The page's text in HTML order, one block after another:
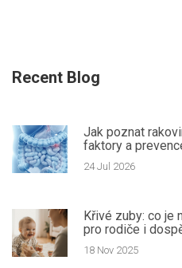
Recent Blog
Jak poznat
faktory a
24 Jul 2026
Křivé zuby: co je
pro rodiče i
18 Nov 2025